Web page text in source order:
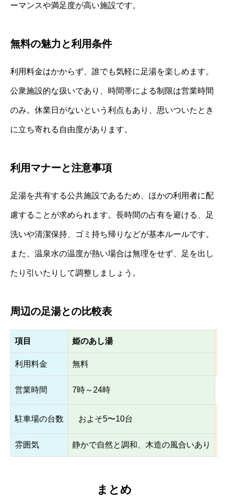
ーマンスや満足度が高い施設です。
無料の魅力と利用条件
利用料金はかからず、誰でも気軽に足湯を楽しめます。
公衆施設的な扱いであり、時間帯による制限は営業時間
のみ。休業日がないという利点もあり、思いついたとき
に立ち寄れる自由度があります。
利用マナーと注意事項
足湯を共有する公共施設であるため、ほかの利用者に配
慮することが求められます。長時間の占有を避ける、足
洗いや清潔保持、ゴミ持ち帰りなどが基本ルールです。
また、温泉水の温度が熱い場合は無理をせず、足を出し
たり引いたりして調整しましょう。
周辺の足湯との比較表
項目 姫のあし湯
利用料金 無料
営業時間 7時～24時
駐車場の台数 およそ5〜10台
雰囲気 静かで自然と調和、木造の風合いあり
まとめ